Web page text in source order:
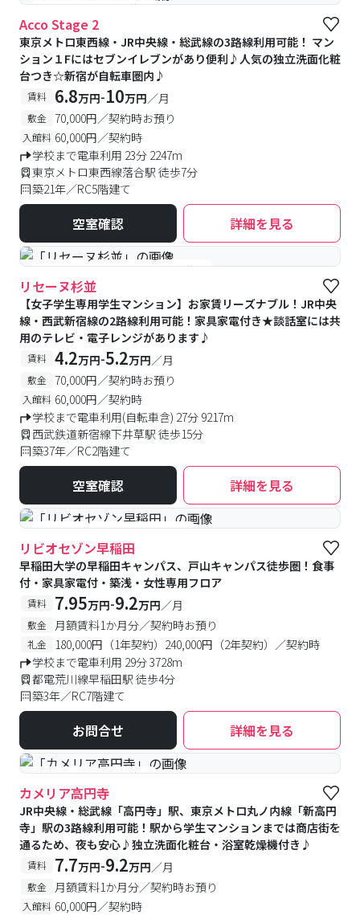
#予約受付中 #空室待ち
Acco Stage 2
東京メトロ東西線・JR中央線・総武線の3路線利用可能！ マン
ション１Fにはセブンイレブンがあり便利♪人気の独立洗面化粧
台つき☆新宿が自転車圏内♪
賃料 6.8万円-10万円／月
敷金 70,000円／契約時お預り
入館料 60,000円／契約時
学校まで電車利用 23分 2247m
東京メトロ東西線落合駅 徒歩7分
築21年／RC5階建て
空室確認 詳細を見る
#女性専用 #予約受付中 #空室待ち
リセーヌ杉並
【女子学生専用学生マンション】お家賃リーズナブル！JR中央
線・西武新宿線の2路線利用可能！家具家電付き★談話室には共
用のテレビ・電子レンジがあります♪
賃料 4.2万円-5.2万円／月
敷金 70,000円／契約時お預り
入館料 60,000円／契約時
学校まで電車利用(自転車含) 27分 9217m
西武鉄道新宿線下井草駅 徒歩15分
築37年／RC2階建て
空室確認 詳細を見る
#食事付き #女性専用フロアあり
リビオセゾン早稲田
早稲田大学の早稲田キャンパス、戸山キャンパス徒歩圏！食事
付・家具家電付・築浅・女性専用フロア
賃料 7.95万円-9.2万円／月
敷金 月額賃料1か月分／契約時お預り
礼金
180,000円（1年契約）240,000円（2年契約）／契約時
学校まで電車利用 29分 3728m
都電荒川線早稲田駅 徒歩4分
築3年／RC7階建て
お問合せ 詳細を見る
#予約受付中 #空室待ち
カメリア高円寺
JR中央線・総武線「高円寺」駅、東京メトロ丸ノ内線「新高円
寺」駅の3路線利用可能！駅から学生マンションまでは商店街を
通るため、夜も安心♪独立洗面化粧台・浴室乾燥機付き♪
賃料 7.7万円-9.2万円／月
敷金 月額賃料1か月分／契約時お預り
入館料 60,000円／契約時